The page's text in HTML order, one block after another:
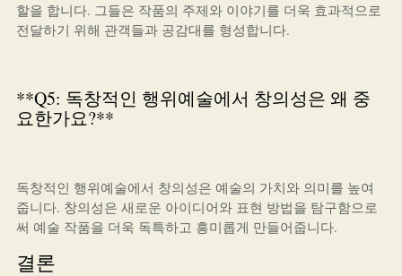
할을 합니다. 그들은 작품의 주제와 이야기를 더욱 효과적으로
전달하기 위해 관객들과 공감대를 형성합니다.
**Q5: 독창적인 행위예술에서 창의성은 왜 중
요한가요?**
독창적인 행위예술에서 창의성은 예술의 가치와 의미를 높여
줍니다. 창의성은 새로운 아이디어와 표현 방법을 탐구함으로
써 예술 작품을 더욱 독특하고 흥미롭게 만들어줍니다.
결론